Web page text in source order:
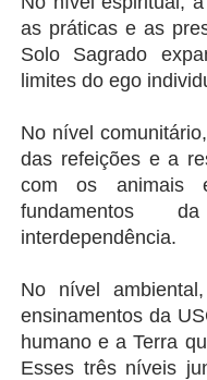
as práticas e as
Solo Sagrado
limites do ego
No nível
das refeições e a
com os animais
fundamentos
interdependência.
No nível
ensinamentos da
humano e a Terra
Esses três níveis